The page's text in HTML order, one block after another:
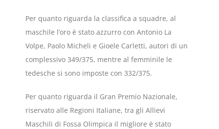
Per quanto riguarda la classifica a squadre, al
maschile l’oro è stato azzurro con Antonio La
Volpe, Paolo Micheli e Gioele Carletti, autori di un
complessivo 349/375, mentre al femminile le
tedesche si sono imposte con 332/375.
Per quanto riguarda il Gran Premio Nazionale,
riservato alle Regioni Italiane, tra gli Allievi
Maschili di Fossa Olimpica il migliore è stato